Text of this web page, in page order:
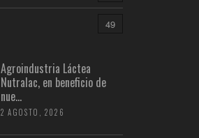
49
Agroindustria Láctea
Nutralac, en beneficio de
nue...
2 AGOSTO, 2026